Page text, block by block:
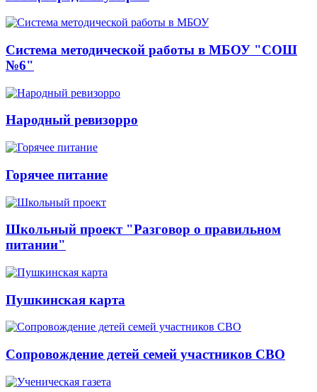
Система методической работы в МБОУ "СОШ
№6"
Народный ревизорро
Горячее питание
Школьный проект "Разговор о правильном
питании"
Пушкинская карта
Сопровождение детей семей участников СВО